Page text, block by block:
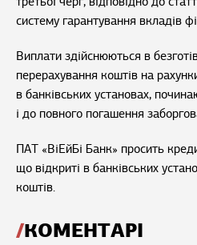
систему гарантування вкладів
Виплати здійснюються в
перерахування коштів на
в банківських установах,
і до повного погашення
ПАТ «ВіЕйБі Банк» просить
що відкриті в банківських
коштів.
КОМЕНТАРІ